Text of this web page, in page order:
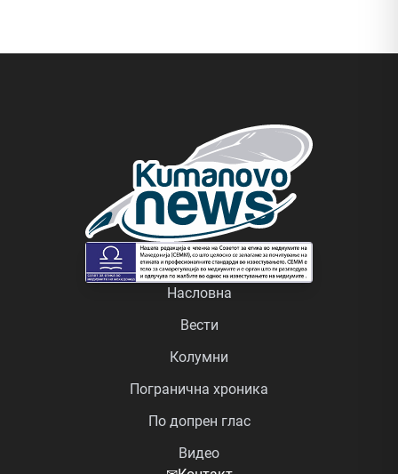
Насловна
Вести
Колумни
Погранична хроника
По допрен глас
Видео